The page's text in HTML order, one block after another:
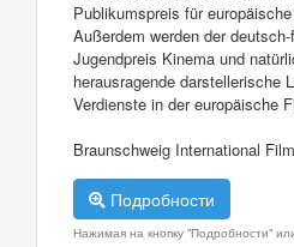
Publikumspreis für
Außerdem werden der
Jugendpreis Kinema und
herausragende darstellerische
Verdienste in der europäische
Braunschweig International
Подробности
Нажимая на кнопку "Подробности"